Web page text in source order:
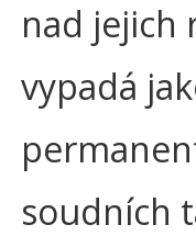
nad jejich
vypadá
soudních